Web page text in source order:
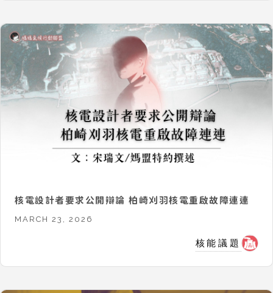
核電設計者要求公開辯論 柏崎刈羽核電重啟故障連連
MARCH 23, 2026
核能議題